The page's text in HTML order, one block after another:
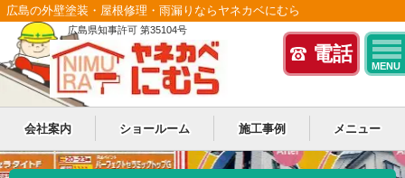
電話
MENU
広島の外壁塗装・屋根修理・雨漏りならヤネカベにむら
広島県知事許可 第35104号
会社案内 ショールーム 施工事例 メニュー